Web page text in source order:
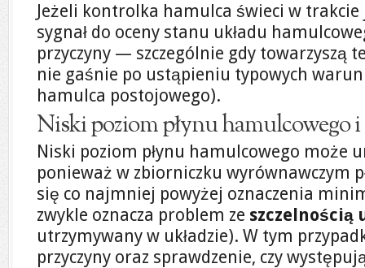
Jeżeli kontrolka hamulca świeci w
sygnał do oceny stanu układu
przyczyny — szczególnie gdy towarzyszą
nie gaśnie po ustąpieniu typowych
hamulca postojowego).
Niski poziom płynu hamulcowego
Niski poziom płynu hamulcowego może
ponieważ w zbiorniczku wyrównawczym
się co najmniej powyżej oznaczenia
zwykle oznacza problem ze szczelnością
utrzymywany w układzie). W tym
przyczyny oraz sprawdzenie, czy